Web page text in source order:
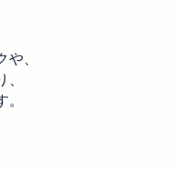
、